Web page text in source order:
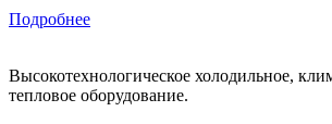
Подробнее
Высокотехнологическое холодильное,
тепловое оборудование.